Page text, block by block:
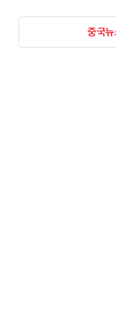
중국